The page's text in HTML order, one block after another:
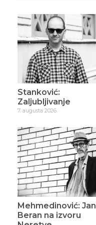
Stanković:
Zaljubljivanje
7. augusta 2026.
Mehmedinović: Jan
Beran na izvoru